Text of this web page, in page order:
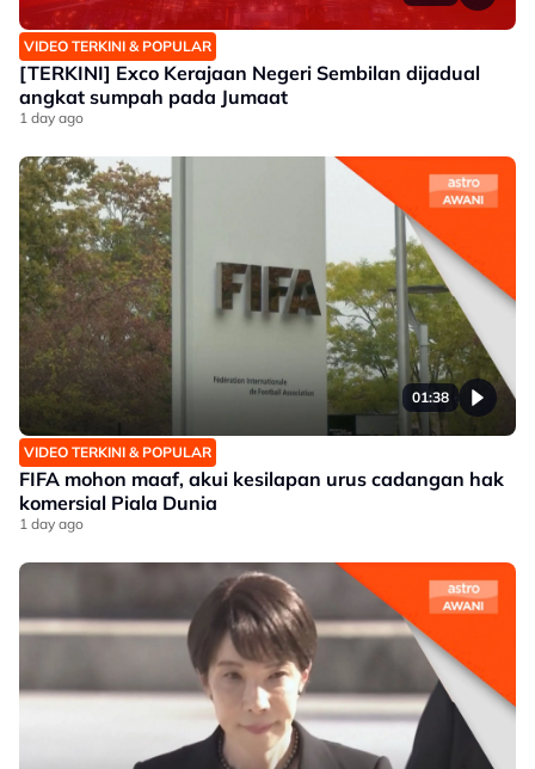
VIDEO TERKINI & POPULAR
[TERKINI] Exco Kerajaan Negeri Sembilan dijadual
angkat sumpah pada Jumaat
1 day ago
01:38
VIDEO TERKINI & POPULAR
FIFA mohon maaf, akui kesilapan urus cadangan hak
komersial Piala Dunia
1 day ago